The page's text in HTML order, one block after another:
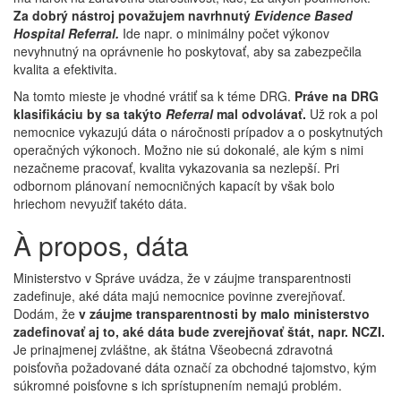
Za dobrý nástroj považujem navrhnutý Evidence Based
Hospital Referral. Ide napr. o minimálny počet výkonov
nevyhnutný na oprávnenie ho poskytovať, aby sa zabezpečila
kvalita a efektivita.
Na tomto mieste je vhodné vrátiť sa k téme DRG. Práve na DRG
klasifikáciu by sa takýto Referralmal odvolávať. Už rok a pol
nemocnice vykazujú dáta o náročnosti prípadov a o poskytnutých
operačných výkonoch. Možno nie sú dokonalé, ale kým s nimi
nezačneme pracovať, kvalita vykazovania sa nezlepší. Pri
odbornom plánovaní nemocničných kapacít by však bolo
hriechom nevyužiť takéto dáta.
À propos, dáta
Ministerstvo v Správe uvádza, že v záujme transparentnosti
zadefinuje, aké dáta majú nemocnice povinne zverejňovať.
Dodám, že v záujme transparentnosti by malo ministerstvo
zadefinovať aj to, aké dáta bude zverejňovať štát, napr. NCZI.
Je prinajmenej zvláštne, ak štátna Všeobecná zdravotná
poisťovňa požadované dáta označí za obchodné tajomstvo, kým
súkromné poisťovne s ich sprístupnením nemajú problém.